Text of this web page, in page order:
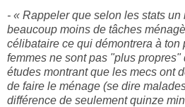
- « Rappeler que selon les stats
beaucoup moins de tâches
célibataire ce qui démontrera à ton
femmes ne sont pas "plus
études montrant que les mecs ont
de faire le ménage (se dire
différence de seulement quinze